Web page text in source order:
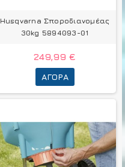
Husqvarna Σποροδιανομέας
30kg 5894093-01
249,99 €
ΑΓΟΡΆ